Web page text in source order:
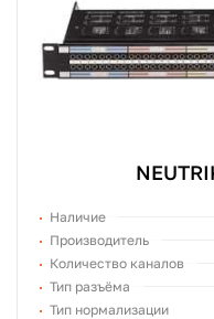
Наличие
Производитель
Количество каналов
Тип разъёма
Тип нормализации